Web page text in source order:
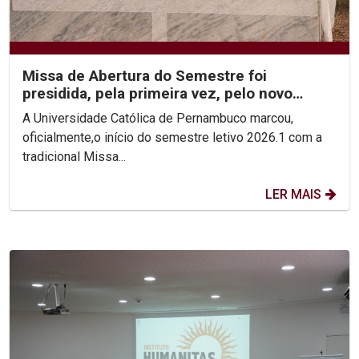
Missa de Abertura do Semestre foi
presidida, pela primeira vez, pelo novo
Reitor, Pe. Carlos Fritzen
A Universidade Católica de Pernambuco marcou,
oficialmente,o início do semestre letivo 2026.1 com a
tradicional Missa...
LER MAIS